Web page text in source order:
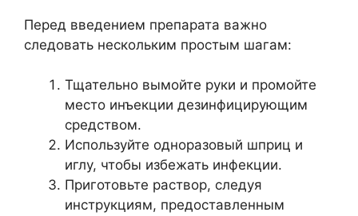
Перед введением препарата важно
следовать нескольким простым шагам:
Тщательно вымойте руки и промойте
место инъекции дезинфицирующим
средством.
Используйте одноразовый шприц и
иглу, чтобы избежать инфекции.
Приготовьте раствор, следуя
инструкциям, предоставленным